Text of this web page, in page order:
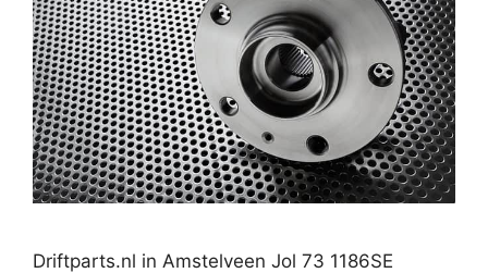
Driftparts.nl in Amstelveen Jol 73 1186SE